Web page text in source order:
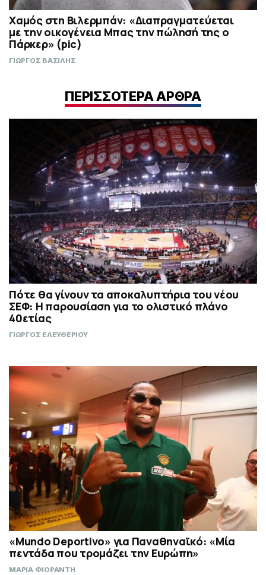
Χαμός στη Βιλερμπάν: «Διαπραγματεύεται
με την οικογένεια Μπας την πώλησή της ο
Πάρκερ» (pic)
ΓΙΩΡΓΟΣ ΒΑΣΙΛΗΣ
ΠΕΡΙΣΣΟΤΕΡΑ ΑΡΘΡΑ
Πότε θα γίνουν τα αποκαλυπτήρια του νέου
ΣΕΦ: Η παρουσίαση για το ολιστικό πλάνο
40ετίας
ΓΙΩΡΓΟΣ ΕΛΕΥΘΕΡΙΟΥ
«Mundo Deportivo» για Παναθηναϊκό: «Μία
πεντάδα που τρομάζει την Ευρώπη»
ΜΑΡΙΑ ΦΙΟΡΑΝΤΗ